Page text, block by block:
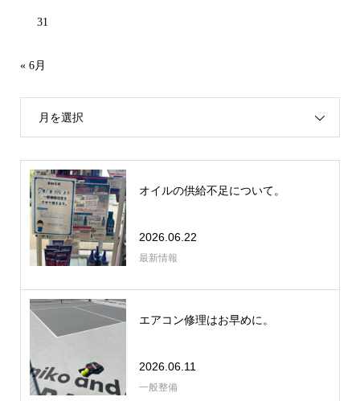
31
« 6月
月を選択
オイルの供給不足について。
2026.06.22
最新情報
エアコン修理はお早めに。
2026.06.11
一般整備